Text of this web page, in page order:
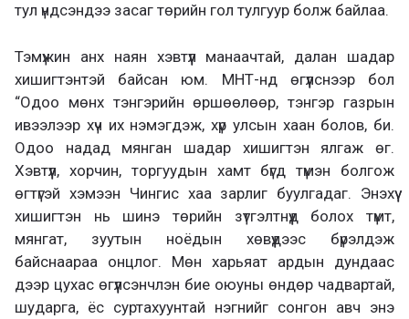
тул үндсэндээ засаг төрийн гол тулгуур болж байлаа.
Тэмүжин анх наян хэвтүүл манаачтай, далан шадар
хишигтэнтэй байсан юм. МНТ-нд өгүүлснээр бол
“Одоо мөнх тэнгэрийн өршөөлөөр, тэнгэр газрын
ивээлээр хүч их нэмэгдэж, хүр улсын хаан болов, би.
Одоо надад мянган шадар хишигтэн ялгаж өг.
Хэвтүүл, хорчин, торгуудын хамт бүгд түмэн болгож
өгтүгэй хэмээн Чингис хаа зарлиг буулгадаг. Энэхүү
хишигтэн нь шинэ төрийн зүтгэлтнүүд болох түмт,
мянгат, зуутын ноёдын хөвүүдээс бүрэлдэж
байснаараа онцлог. Мөн харьяат ардын дундаас
дээр цухас өгүүлсэнчлэн бие оюуны өндөр чадвартай,
шударга, ёс суртахуунтай нэгнийг сонгон авч энэ